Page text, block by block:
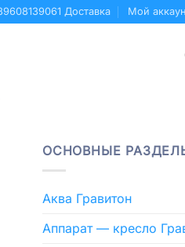
Доставка Мой
ОСНОВНЫЕ
Аква Гравитон
Аппарат — кресло